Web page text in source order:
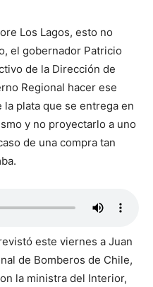
Los Lagos, esto no
el gobernador Patricio
de la Dirección de
Regional hacer ese
plata que se entrega en
y no proyectarlo a uno
de una compra tan
este viernes a Juan
de Bomberos de Chile,
la ministra del Interior,